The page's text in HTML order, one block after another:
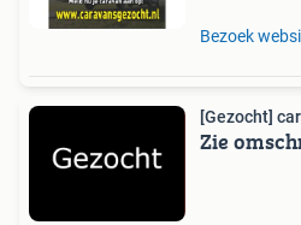
Bezoek
[Gezocht]
Zie